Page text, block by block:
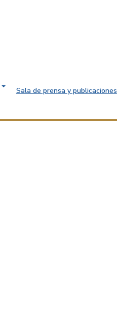
Sala de prensa y publicaciones